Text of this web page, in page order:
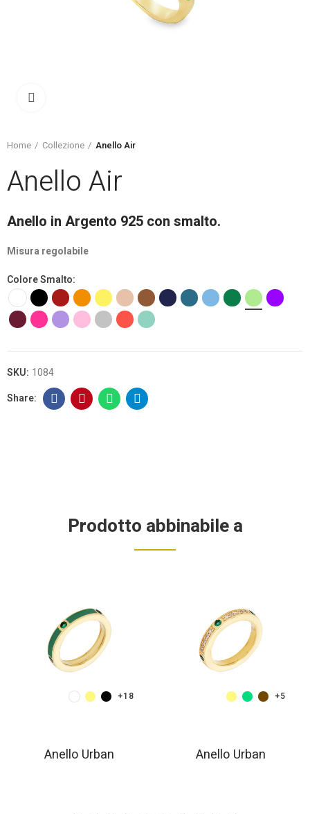
Home Collezione Anello Air
Anello Air
Anello in Argento 925 con smalto.
Misura regolabile
Colore Smalto
SKU: 1084
Prodotto abbinabile a
Anello Urban
+18
Anello Urban
+5